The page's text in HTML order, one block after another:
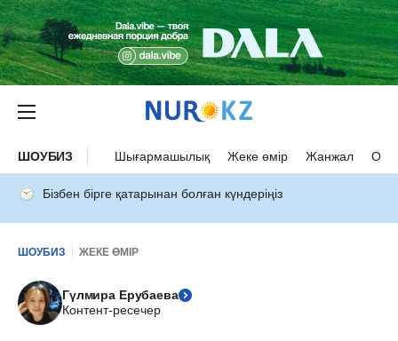
ШОУБИЗ Шығармашылық Жеке өмір Жанжал
Бізбен бірге қатарынан болған күндеріңіз
ШОУБИЗ ЖЕКЕ ӨМІР
Гүлмира Ерубаева
Контент-ресечер